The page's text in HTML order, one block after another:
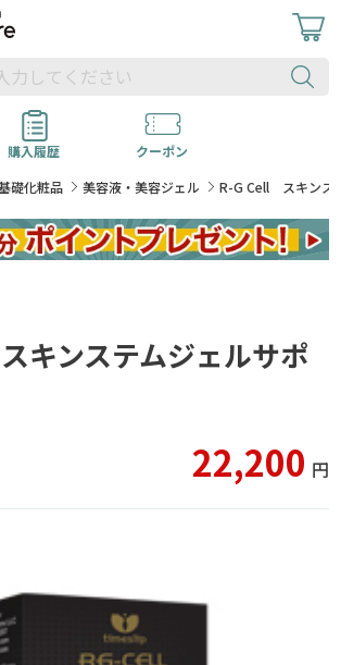
購入履歴
クーポン
礎化粧品 美容液・美容ジェル R-G Cell スキンス
キンステムジェルサポ
22,200 円